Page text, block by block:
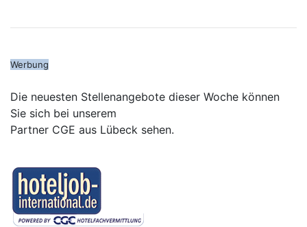
Werbung
Die neuesten Stellenangebote dieser Woche können
Sie sich bei unserem
Partner CGE aus Lübeck sehen.